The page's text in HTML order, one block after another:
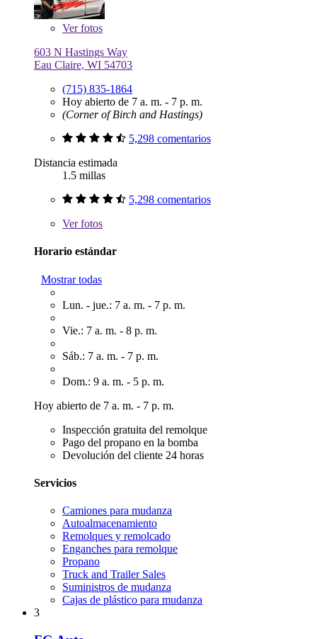
Verfotos
603 N Hastings Way
Eau Claire, WI 54703
(715) 835-1864
Hoy abierto de 7 a. m. - 7 p. m.
(Corner of Birch and Hastings)
5,298 comentarios
Distancia estimada
1.5 millas
5,298 comentarios
Verfotos
Horario estándar
Mostrar todas
Lun. - jue.: 7 a. m. - 7 p. m.
Vie.: 7 a. m. - 8 p. m.
Sáb.: 7 a. m. - 7 p. m.
Dom.: 9 a. m. - 5 p. m.
Hoy abierto de 7 a. m. - 7 p. m.
Inspección gratuita del remolque
Pago del propano en la bomba
Devolución del cliente 24 horas
Servicios
Camiones para mudanza
Autoalmacenamiento
Remolques y remolcado
Enganches para remolque
Propano
Truck and Trailer Sales
Suministros de mudanza
Cajas de plástico para mudanza
3